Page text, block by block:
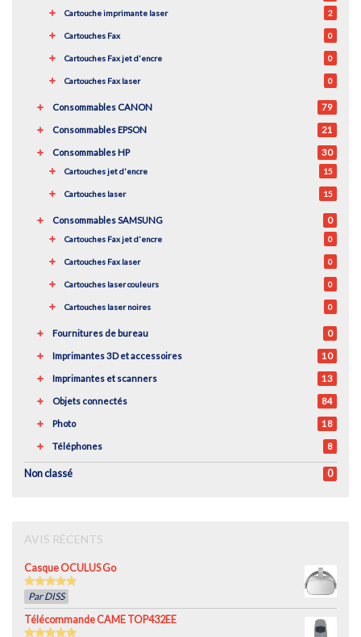
Cartouche imprimante laser 2
Cartouches Fax 0
Cartouches Fax jet d'encre 0
Cartouches Fax laser 0
Consommables CANON 79
Consommables EPSON 21
Consommables HP 30
Cartouches jet d'encre 15
Cartouches laser 15
Consommables SAMSUNG 0
Cartouches Fax jet d'encre 0
Cartouches Fax laser 0
Cartouches laser couleurs 0
Cartouches laser noires 0
Fournitures de bureau 0
Imprimantes 3D et accessoires 10
Imprimantes et scanners 13
Objets connectés 84
Photo 18
Téléphones 8
Non classé 0
AVIS RÉCENTS
Casque OCULUS Go
out of 5
Par DISS
Télécommande CAME TOP432EE